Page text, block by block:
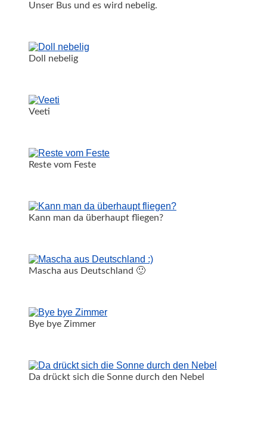
Unser Bus und es wird nebelig.
Doll nebelig
Veeti
Reste vom Feste
Kann man da überhaupt fliegen?
Mascha aus Deutschland 🙂
Bye bye Zimmer
Da drückt sich die Sonne durch den Nebel